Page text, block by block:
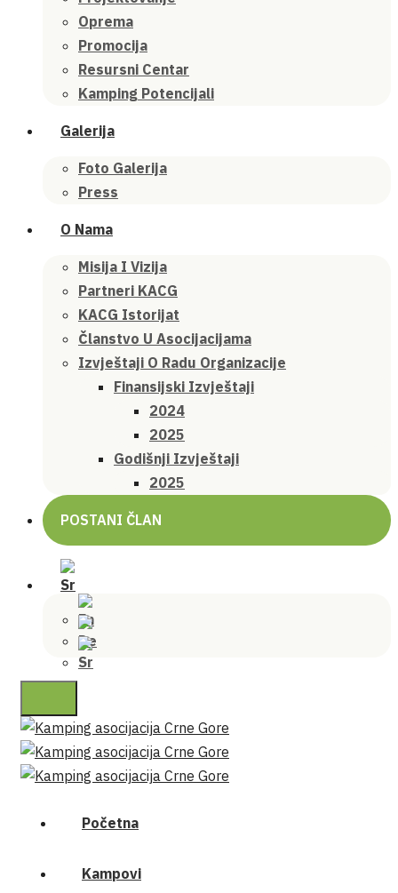
Oprema
Promocija
Resursni Centar
Kamping Potencijali
Galerija
Foto Galerija
Press
O Nama
Misija I Vizija
Partneri KACG
KACG Istorijat
Članstvo U Asocijacijama
Izvještaji O Radu Organizacije
Finansijski Izvještaji
2024
2025
Godišnji Izvještaji
2025
POSTANI ČLAN
Početna
Kampovi